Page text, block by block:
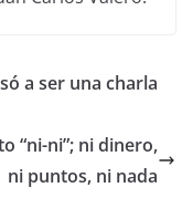
a ser una charla
“ni-ni”; ni dinero,
ni puntos, ni nada